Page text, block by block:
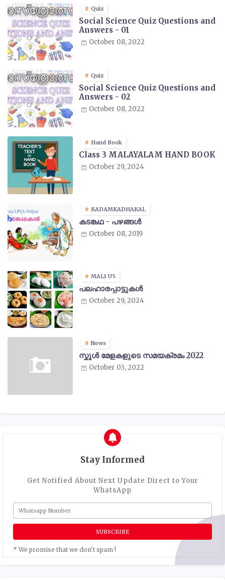
Quiz
Social Science Quiz Questions and
Answers - 01
October 08, 2022
Quiz
Social Science Quiz Questions and
Answers - 02
October 08, 2022
Hand Book
Class 3 MALAYALAM HAND BOOK
October 29, 2024
KADAMKADHAKAL
കടങ്കഥ - പഴങ്ങൾ
October 08, 2019
MAL1 U5
പലഹാരപ്പാട്ടുകൾ
October 29, 2024
News
സ്കൂൾ മേളകളുടെ സമയക്രമം 2022
October 03, 2022
Stay Informed
Get Notified About Next Update Direct to Your
WhatsApp
* We promise that we don't spam !